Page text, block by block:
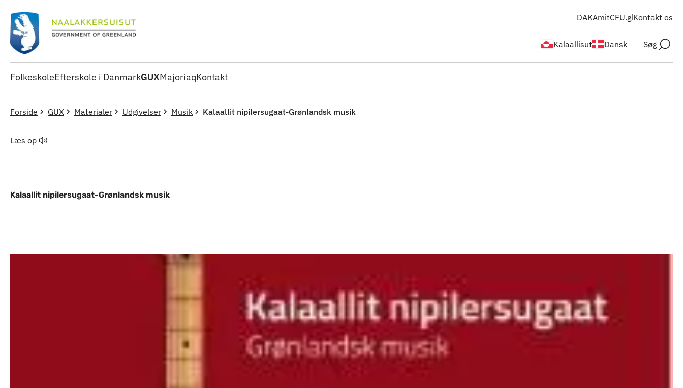
Kalaallisut Dansk Søg
DAKAmitCFU.glKontakt os
FolkeskoleEfterskole i DanmarkGUXMajoriaqKontakt
Forside GUX Materialer Udgivelser Musik Kalaallit nipilersugaat-Grønlandsk musik
Læs op
Kalaallit nipilersugaat-Grønlandsk musik